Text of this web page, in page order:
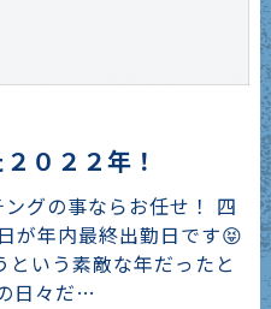
０２２年！
グの事ならお任せ！ 四
が年内最終出勤日です😝
いう素敵な年だったと
日々だ…